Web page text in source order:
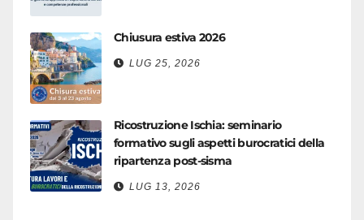
Chiusura estiva 2026
LUG 25, 2026
Ricostruzione Ischia: seminario
formativo sugli aspetti burocratici della
ripartenza post-sisma
LUG 13, 2026